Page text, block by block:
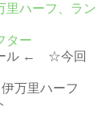
里ハーフ、ラン
ター
ール ← ☆今回
万里ハーフ